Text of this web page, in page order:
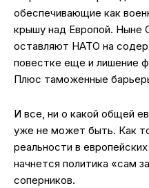
обеспечивающие как
крышу над Европой.
оставляют НАТО на
повестке еще и лишение
Плюс таможенные
И все, ни о какой общей
уже не может быть. Как
реальности в
начнется политика «сам
соперников.